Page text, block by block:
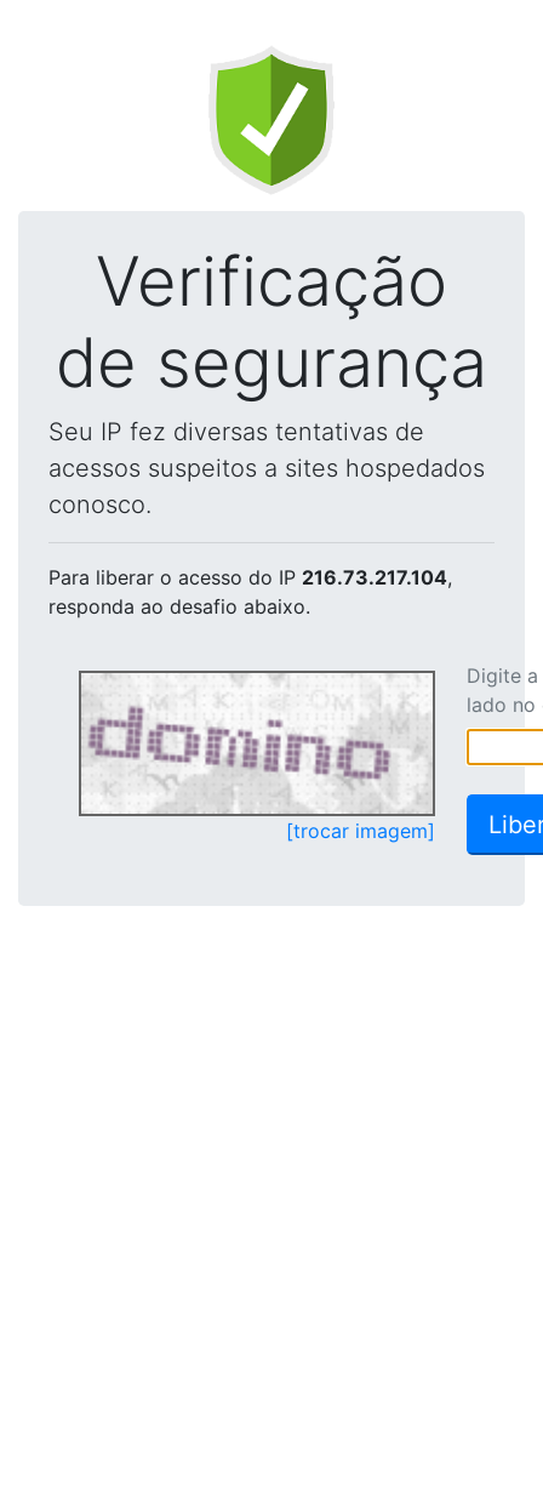
Verificação
de segurança
Seu IP fez diversas tentativas de
acessos suspeitos a sites hospedados
conosco.
Para liberar o acesso do IP 216.73.217.104,
responda ao desafio abaixo.
[trocar imagem]
Digite
lado no